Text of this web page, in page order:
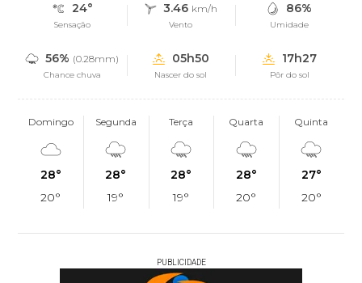
24°
Sensação
3.46 km/h
Vento
86%
Umidade
56% (0.28mm)
Chance chuva
05h50
Nascer do sol
17h27
Pôr do sol
Domingo
28°
20°
Segunda
28°
19°
Terça
28°
19°
Quarta
28°
20°
Quinta
27°
20°
PUBLICIDADE